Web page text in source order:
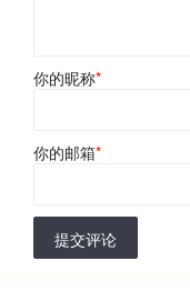
你的昵称*
你的邮箱*
提交评论